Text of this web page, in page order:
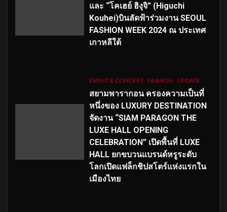
และ “โคเฮย์ ฮิงุจิ” (Higuchi
Kouhei)บินลัดฟ้าร่วมงาน SEOUL
FASHION WEEK 2024 ณ ประเทศ
เกาหลีใต้
EVENT & CONCERT FASHION UPDATE
สยามพารากอน ครองความเป็นที่
หนึ่งของ LUXURY DESTINATION
จัดงาน “SIAM PARAGON THE
LUXE HALL OPENING
CELEBRATION” เปิดพื้นที่ LUXE
HALL ยกขบวนแบรนด์หรูระดับ
โลกเปิดแฟล็กชิปสโตร์แห่งแรกใน
เมืองไทย